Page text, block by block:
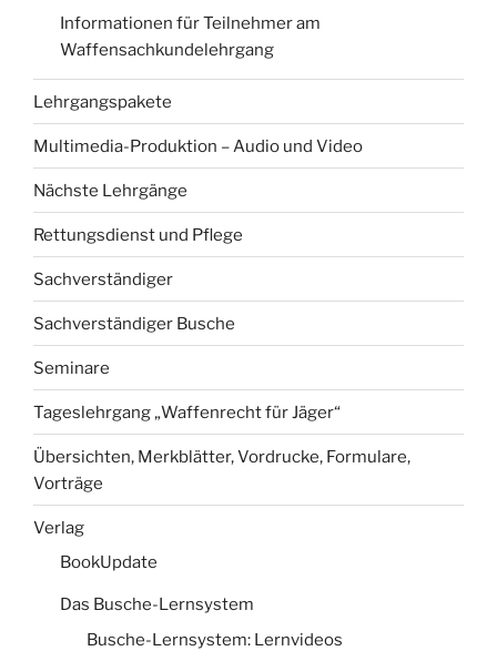
Informationen für Teilnehmer am
Waffensachkundelehrgang
Lehrgangspakete
Multimedia-Produktion – Audio und Video
Nächste Lehrgänge
Rettungsdienst und Pflege
Sachverständiger
Sachverständiger Busche
Seminare
Tageslehrgang „Waffenrecht für Jäger“
Übersichten, Merkblätter, Vordrucke, Formulare,
Vorträge
Verlag
BookUpdate
Das Busche-Lernsystem
Busche-Lernsystem: Lernvideos